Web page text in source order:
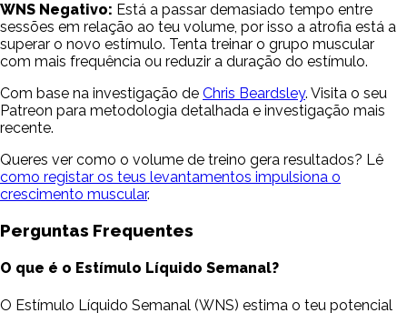
WNS Negativo: Está a passar demasiado tempo entre
sessões em relação ao teu volume, por isso a atrofia está a
superar o novo estímulo. Tenta treinar o grupo muscular
com mais frequência ou reduzir a duração do estímulo.
Com base na investigação de Chris Beardsley. Visita o seu
Patreon para metodologia detalhada e investigação mais
recente.
Queres ver como o volume de treino gera resultados? Lê
como registar os teus levantamentos impulsiona o
crescimento muscular.
Perguntas Frequentes
O que é o Estímulo Líquido Semanal?
O Estímulo Líquido Semanal (WNS) estima o teu potencial